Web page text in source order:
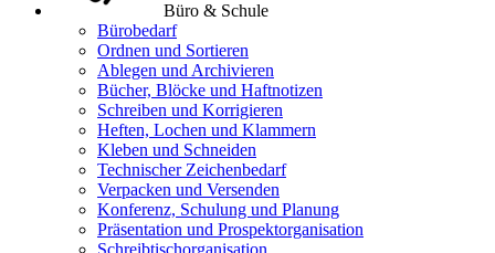
Büro & Schule
Bürobedarf
Ordnen und Sortieren
Ablegen und Archivieren
Bücher, Blöcke und Haftnotizen
Schreiben und Korrigieren
Heften, Lochen und Klammern
Kleben und Schneiden
Technischer Zeichenbedarf
Verpacken und Versenden
Konferenz, Schulung und Planung
Präsentation und Prospektorganisation